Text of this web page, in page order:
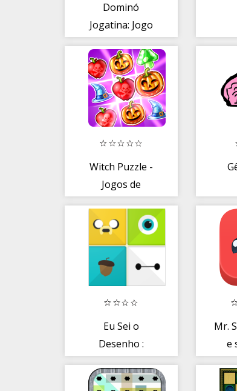
Dominó
Jogatina: Jogo
Gratuito
Witch Puzzle -
Jogos de
Eu Sei o
Desenho :
desenho
Mr.
e